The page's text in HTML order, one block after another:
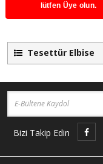
lütfen Üye olun.
Tesettür Elbise
Bizi Takip Edin